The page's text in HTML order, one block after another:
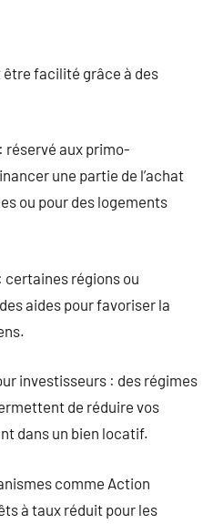
facilité grâce à des
réservé aux primo-
une partie de l’achat
ou pour des logements
certaines régions ou
aides pour favoriser la
investisseurs : des régimes
de réduire vos
dans un bien locatif.
comme Action
à taux réduit pour les